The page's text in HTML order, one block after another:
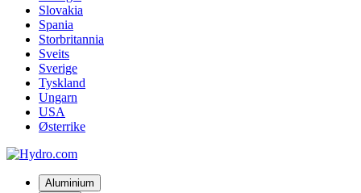
Slovakia
Spania
Storbritannia
Sveits
Sverige
Tyskland
Ungarn
USA
Østerrike
Aluminium